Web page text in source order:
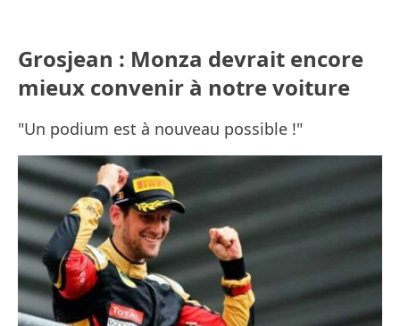
Grosjean : Monza devrait encore
mieux convenir à notre voiture
"Un podium est à nouveau possible !"